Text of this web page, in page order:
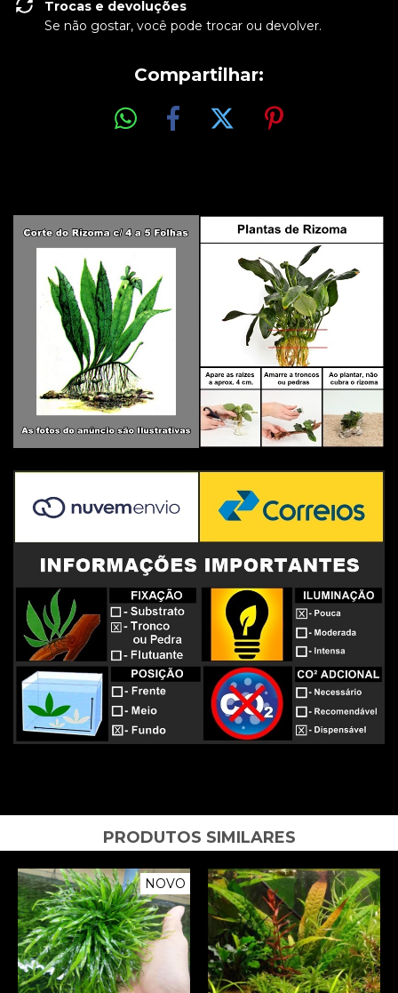
Trocas e devoluções
Se não gostar, você pode trocar ou devolver.
Compartilhar:
PRODUTOS SIMILARES
NOVO